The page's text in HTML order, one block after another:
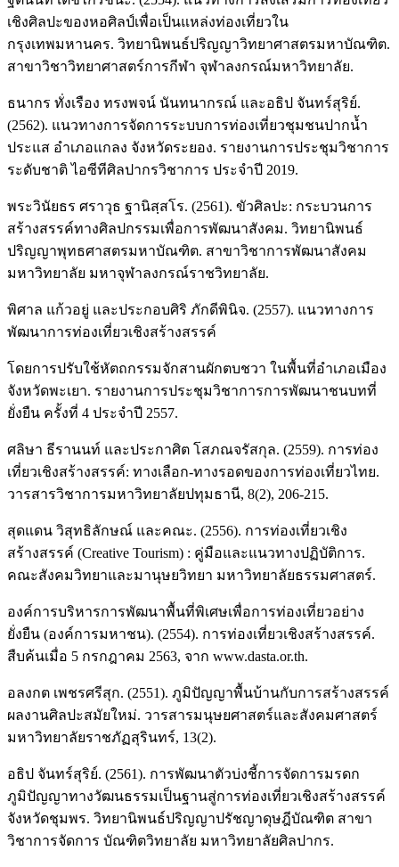
เชิงศิลปะของหอศิลป์เพื่อเป็นแหล่งท่องเที่ยวใน
กรุงเทพมหานคร. วิทยานิพนธ์ปริญญาวิทยาศาสตรมหาบัณฑิต.
สาขาวิชาวิทยาศาสตร์การกีฬา จุฬาลงกรณ์มหาวิทยาลัย.
ธนากร ทั่งเรือง ทรงพจน์ นันทนากรณ์ และอธิป จันทร์สุริย์.
(2562). แนวทางการจัดการระบบการท่องเที่ยวชุมชนปากน้ำ
ประแส อำเภอแกลง จังหวัดระยอง. รายงานการประชุมวิชาการ
ระดับชาติ ไอซีทีศิลปากรวิชาการ ประจำปี 2019.
พระวินัยธร ศราวุธ ฐานิสฺสโร. (2561). ขัวศิลปะ: กระบวนการ
สร้างสรรค์ทางศิลปกรรมเพื่อการพัฒนาสังคม. วิทยานิพนธ์
ปริญญาพุทธศาสตรมหาบัณฑิต. สาขาวิชาการพัฒนาสังคม
มหาวิทยาลัย มหาจุฬาลงกรณ์ราชวิทยาลัย.
พิศาล แก้วอยู่ และประกอบศิริ ภักดีพินิจ. (2557). แนวทางการ
พัฒนาการท่องเที่ยวเชิงสร้างสรรค์
โดยการปรับใช้หัตถกรรมจักสานผักตบชวา ในพื้นที่อำเภอเมือง
จังหวัดพะเยา. รายงานการประชุมวิชาการการพัฒนาชนบทที่
ยั่งยืน ครั้งที่ 4 ประจำปี 2557.
ศลิษา ธีรานนท์ และประกาศิต โสภณจรัสกุล. (2559). การท่อง
เที่ยวเชิงสร้างสรรค์: ทางเลือก-ทางรอดของการท่องเที่ยวไทย.
วารสารวิชาการมหาวิทยาลัยปทุมธานี, 8(2), 206-215.
สุดแดน วิสุทธิลักษณ์ และคณะ. (2556). การท่องเที่ยวเชิง
สร้างสรรค์ (Creative Tourism) : คู่มือและแนวทางปฏิบัติการ.
คณะสังคมวิทยาและมานุษยวิทยา มหาวิทยาลัยธรรมศาสตร์.
องค์การบริหารการพัฒนาพื้นที่พิเศษเพื่อการท่องเที่ยวอย่าง
ยั่งยืน (องค์การมหาชน). (2554). การท่องเที่ยวเชิงสร้างสรรค์.
สืบค้นเมื่อ 5 กรกฎาคม 2563, จาก www.dasta.or.th.
อลงกต เพชรศรีสุก. (2551). ภูมิปัญญาพื้นบ้านกับการสร้างสรรค์
ผลงานศิลปะสมัยใหม่. วารสารมนุษยศาสตร์และสังคมศาสตร์
มหาวิทยาลัยราชภัฏสุรินทร์, 13(2).
อธิป จันทร์สุริย์. (2561). การพัฒนาตัวบ่งชี้การจัดการมรดก
ภูมิปัญญาทางวัฒนธรรมเป็นฐานสู่การท่องเที่ยวเชิงสร้างสรรค์
จังหวัดชุมพร. วิทยานิพนธ์ปริญญาปรัชญาดุษฎีบัณฑิต สาขา
วิชาการจัดการ บัณฑิตวิทยาลัย มหาวิทยาลัยศิลปากร.